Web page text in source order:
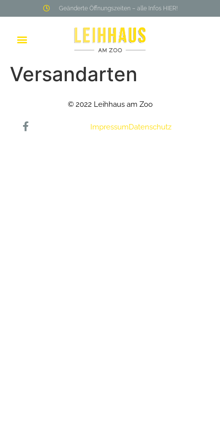
Geänderte Öffnungszeiten – alle Infos HIER!
Versandarten
© 2022 Leihhaus am Zoo
ImpressumDatenschutz